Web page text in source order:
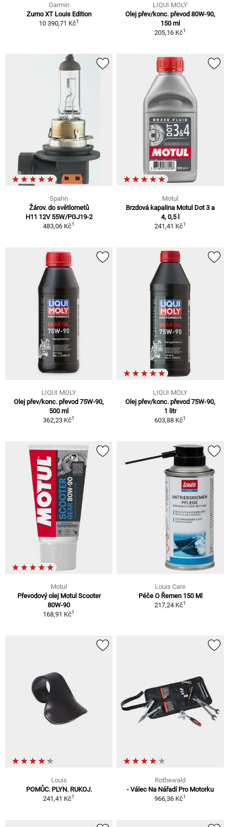
Garmin
Zumo XT Louis Edition
10 390,71 Kč1
LIQUI MOLY
Olej přev/konc. převod 80W-90,
150 ml
205,16 Kč1
Spahn
Žárov. do světlometů
H11 12V 55W/PGJ19-2
483,06 Kč1
Motul
Brzdová kapalina Motul Dot 3 a
4, 0,5 l
241,41 Kč1
LIQUI MOLY
Olej přev/konc. převod 75W-90,
500 ml
362,23 Kč1
LIQUI MOLY
Olej přev/konc. převod 75W-90,
1 litr
603,88 Kč1
Motul
Převodový olej Motul Scooter
80W-90
168,91 Kč1
Louis Care
Péče O Řemen 150 Ml
217,24 Kč1
Louis
POMŮC. PLYN. RUKOJ.
241,41 Kč1
Rothewald
- Válec Na Nářadí Pro Motorku
966,36 Kč1